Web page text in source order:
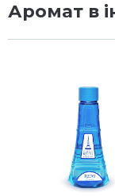
Аромат в